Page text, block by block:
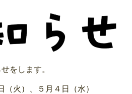
をします。
火）、５月４日（水）